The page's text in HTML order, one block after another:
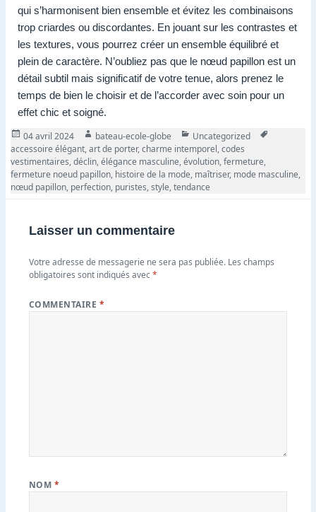
qui s’harmonisent bien ensemble et évitez les combinaisons
trop criardes ou discordantes. En jouant sur les contrastes et
les textures, vous pourrez créer un ensemble équilibré et
plein de caractère. N’oubliez pas que le nœud papillon est un
détail subtil mais significatif de votre tenue, alors prenez le
temps de bien le choisir et de l’accorder avec soin pour un
effet chic et soigné.
Publié
le
04 avril 2024 Auteur
bateau-ecole-globe Catégories
Uncategorized
accessoire élégant,art de porter,charme intemporel,codes
vestimentaires,déclin,élégance masculine,évolution,fermeture,
fermeture noeud papillon, histoire de la mode, maîtriser, mode masculine,
nœud papillon, perfection, puristes,style,tendance
Laisser un commentaire
Votre adresse de messagerie ne sera pas publiée. Les champs
obligatoires sont indiqués avec*
COMMENTAIRE *
NOM *